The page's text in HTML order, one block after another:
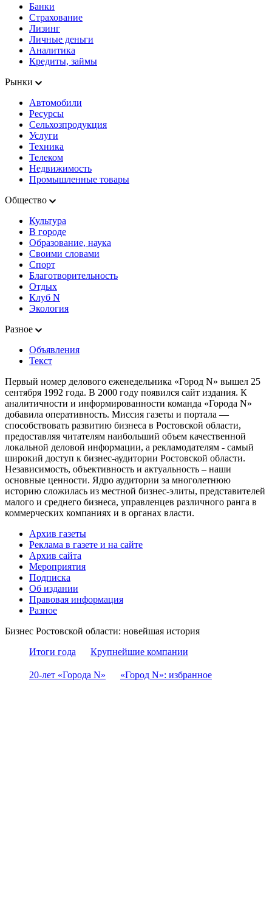
Банки
Страхование
Лизинг
Личные деньги
Аналитика
Кредиты, займы
Рынки
Автомобили
Ресурсы
Сельхозпродукция
Услуги
Техника
Телеком
Недвижимость
Промышленные товары
Общество
Культура
В городе
Образование, наука
Своими словами
Спорт
Благотворительность
Отдых
Клуб N
Экология
Разное
Объявления
Текст
Первый номер делового еженедельника «Город N» вышел 25
сентября 1992 года. В 2000 году появился сайт издания. К
аналитичности и информированности команда «Города N»
добавила оперативность. Миссия газеты и портала —
способствовать развитию бизнеса в Ростовской области,
предоставляя читателям наибольший объем качественной
локальной деловой информации, а рекламодателям - самый
широкий доступ к бизнес-аудитории Ростовской области.
Независимость, объективность и актуальность – наши
основные ценности. Ядро аудитории за многолетнюю
историю сложилась из местной бизнес-элиты, представителей
малого и среднего бизнеса, управленцев различного ранга в
коммерческих компаниях и в органах власти.
Архив газеты
Реклама в газете и на сайте
Архив сайта
Мероприятия
Подписка
Об издании
Правовая информация
Разное
Бизнес Ростовской области: новейшая история
Итоги года
Крупнейшие компании
20-лет «Города N» «Город N»: избранное